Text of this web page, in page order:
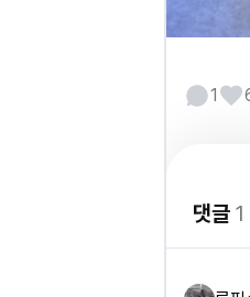
1
댓글1